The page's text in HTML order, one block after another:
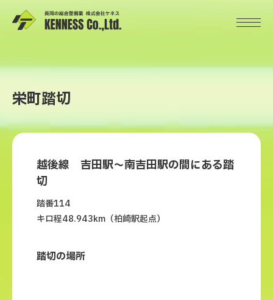
栄町踏切
越後線 吉田駅～南吉田駅の間にある踏
切
踏番114
キロ程48.943km（柏崎駅起点）
踏切の場所